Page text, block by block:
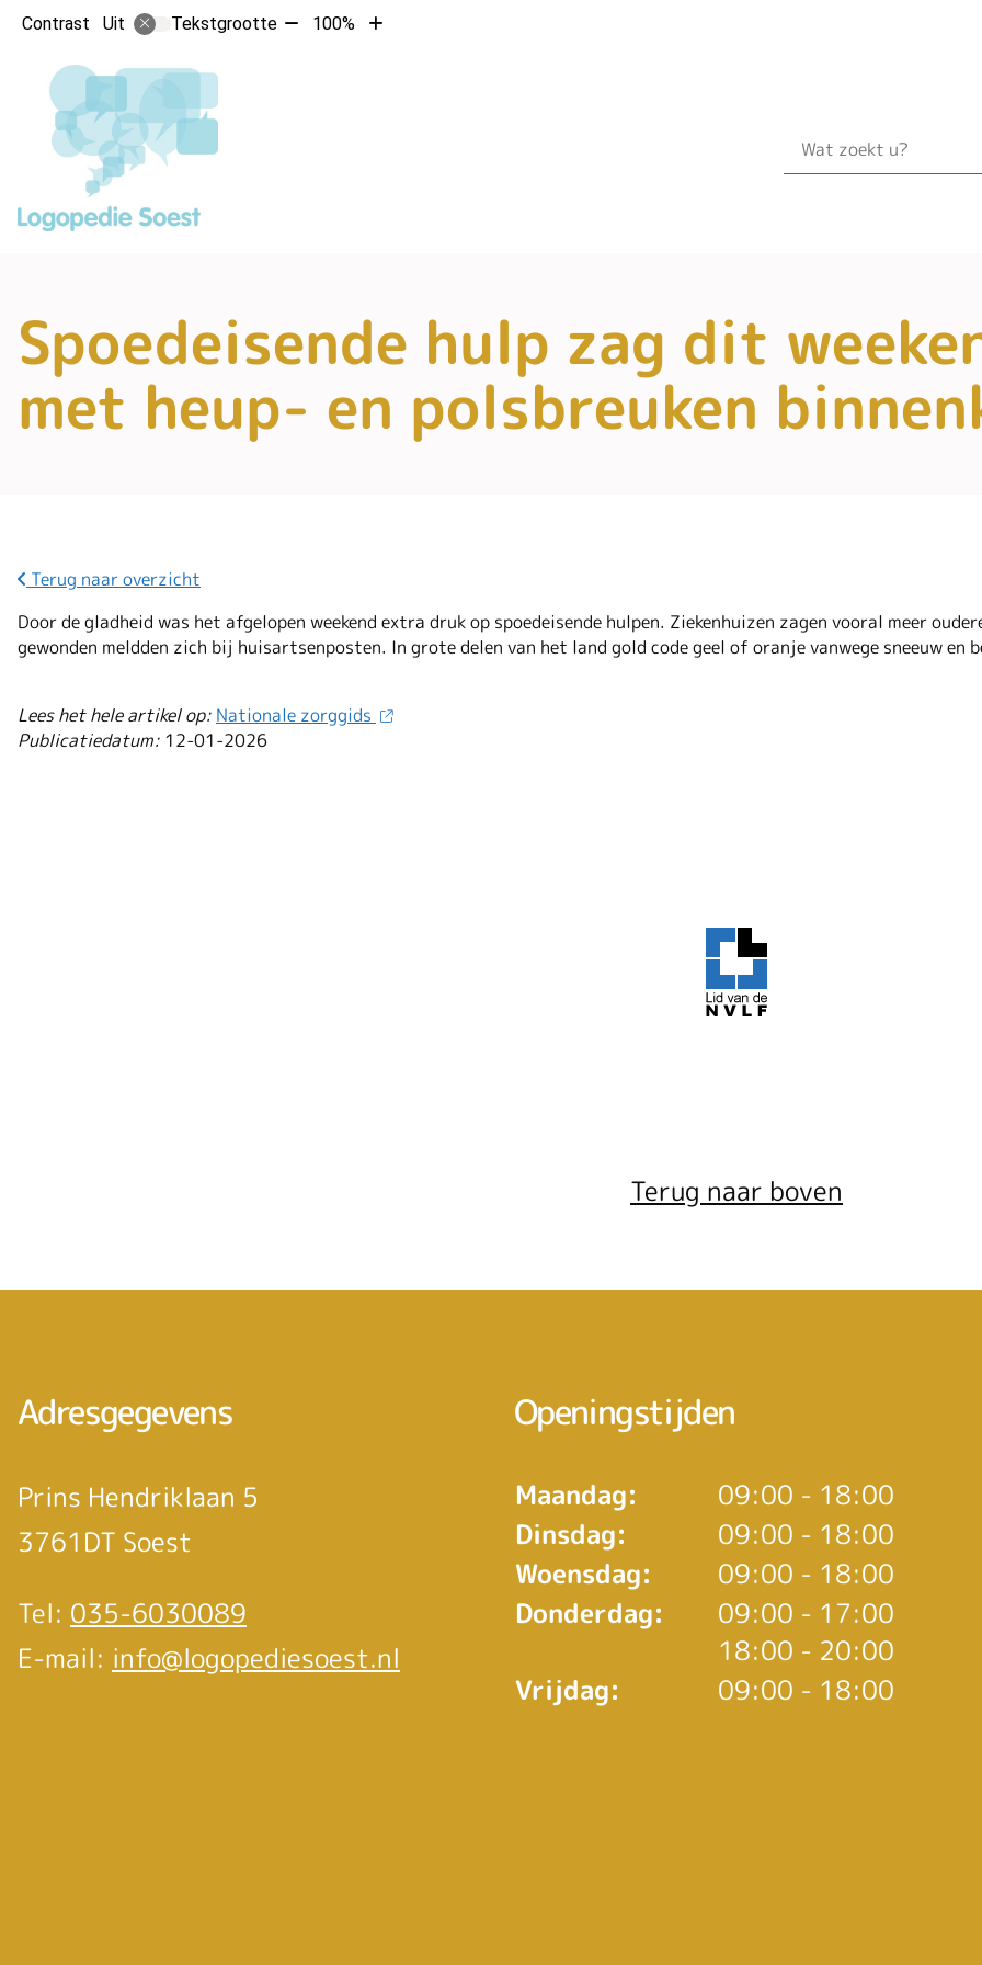
Contrast Uit Tekstgrootte Tekst100%
Tekst
Terug naar overzicht
Spoedeisende hulp zag dit
met heup- en polsbreuken
Door de gladheid was het afgelopen weekend extra druk op spoedeisende hulpen. Ziekenhuizen zagen vooral meer
gewonden meldden zich bij huisartsenposten. In grote delen van het land gold code geel of oranje vanwege sneeuw en
Lees het hele artikel op: Nationale zorggids
Publicatiedatum: 12-01-2026
Terug naar boven
Adresgegevens
Prins Hendriklaan 5
3761DT Soest
Tel: 035-6030089
E-mail: info@logopediesoest.nl
Openingstijden
Maandag:
09:00 - 18:00
Dinsdag:
09:00 - 18:00
Woensdag:
09:00 - 18:00
Donderdag:
09:00 tot
- 17:00
18:00 tot
- 20:00
Vrijdag:
09:00 - 18:00